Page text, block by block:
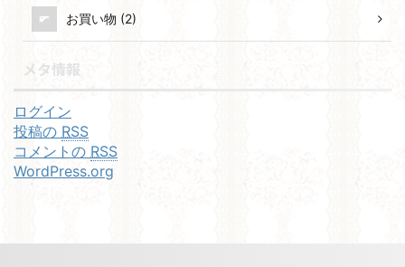
お買い物 (2)
メタ情報
ログイン
投稿の RSS
コメントの RSS
WordPress.org